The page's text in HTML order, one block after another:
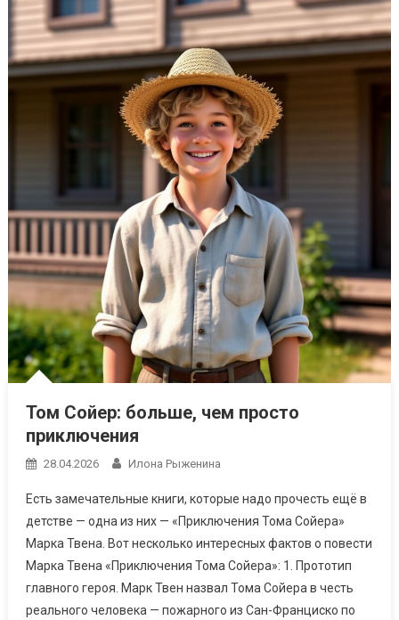
Том Сойер: больше, чем просто
приключения
28.04.2026 Илона Рыженина
Есть замечательные книги, которые надо прочесть ещё в
детстве — одна из них — «Приключения Тома Сойера»
Марка Твена. Вот несколько интересных фактов о повести
Марка Твена «Приключения Тома Сойера»: 1. Прототип
главного героя. Марк Твен назвал Тома Сойера в честь
реального человека — пожарного из Сан-Франциско по